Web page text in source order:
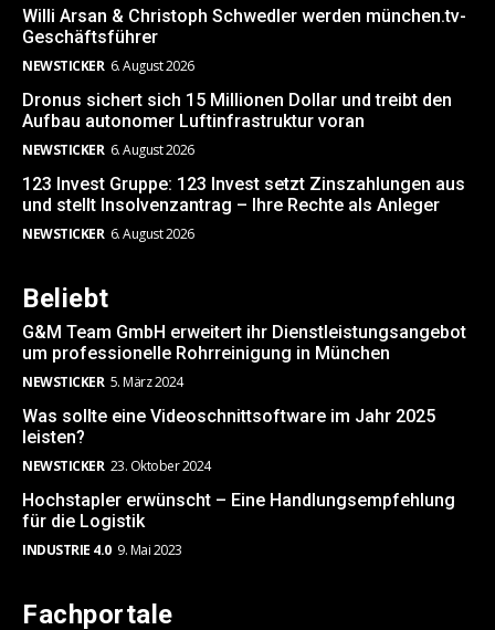
Willi Arsan & Christoph Schwedler werden münchen.tv-
Geschäftsführer
NEWSTICKER 6. August 2026
Dronus sichert sich 15 Millionen Dollar und treibt den
Aufbau autonomer Luftinfrastruktur voran
NEWSTICKER 6. August 2026
123 Invest Gruppe: 123 Invest setzt Zinszahlungen aus
und stellt Insolvenzantrag – Ihre Rechte als Anleger
NEWSTICKER 6. August 2026
Beliebt
G&M Team GmbH erweitert ihr Dienstleistungsangebot
um professionelle Rohrreinigung in München
NEWSTICKER 5. März 2024
Was sollte eine Videoschnittsoftware im Jahr 2025
leisten?
NEWSTICKER 23. Oktober 2024
Hochstapler erwünscht – Eine Handlungsempfehlung
für die Logistik
INDUSTRIE 4.0 9. Mai 2023
Fachportale